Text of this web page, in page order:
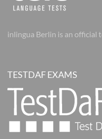
inlingua Berlin is an official
TESTDAF EXAMS